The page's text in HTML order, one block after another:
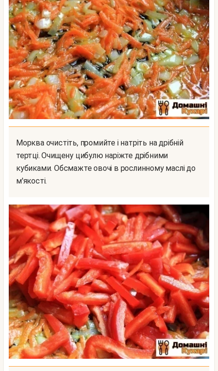
Морква очистіть, промийте і натріть на дрібній
тертці. Очищену цибулю наріжте дрібними
кубиками. Обсмажте овочі в рослинному маслі до
м'якості.